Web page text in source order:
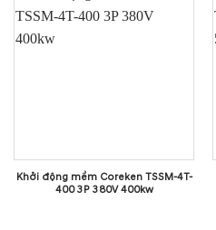
Khởi động mềm Coreken TSSM-4T-
400 3P 380V 400kw